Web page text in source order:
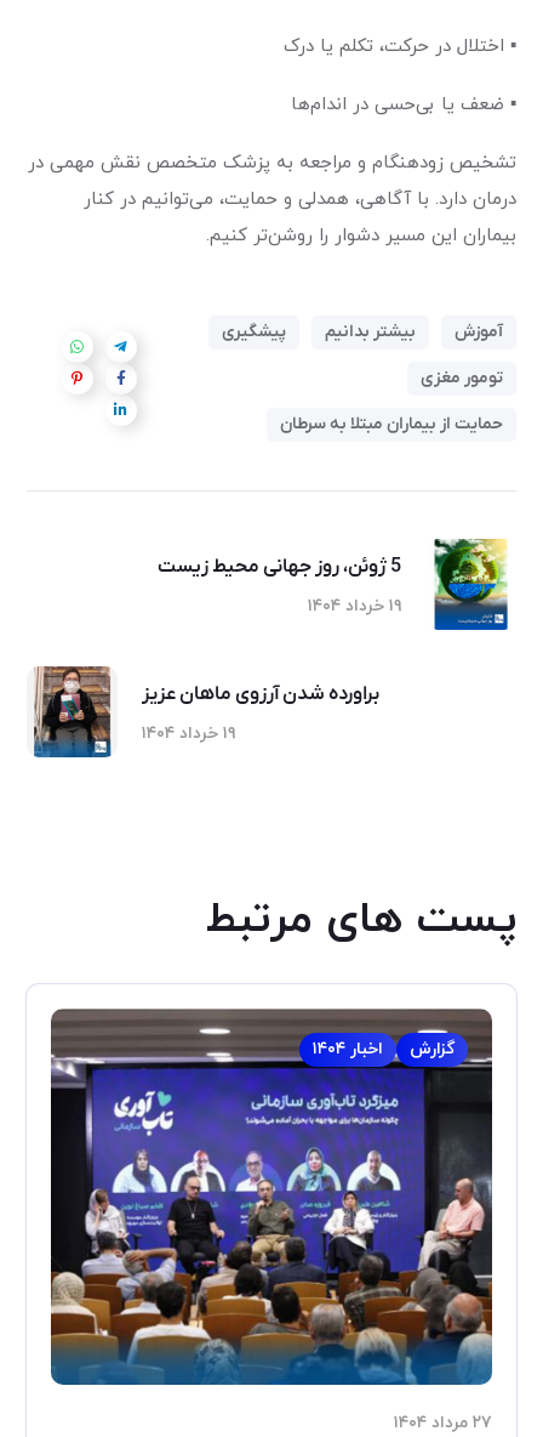
▪ اختلال در حرکت، تکلم یا درک
▪ ضعف یا بی‌حسی در اندام‌ها
تشخیص زودهنگام و مراجعه به پزشک متخصص نقش مهمی در
درمان دارد. با آگاهی، همدلی و حمایت، می‌توانیم در کنار
بیماران این مسیر دشوار را روشن‌تر کنیم.
آموزش بیشتر بدانیم
پیشگیری
تومور مغزی
حمایت از بیماران مبتلا به سرطان
5 ژوئن، روز جهانی محیط زیست
۱۹ خرداد ۱۴۰۴
براورده شدن آرزوی ماهان عزیز
۱۹ خرداد ۱۴۰۴
پست های مرتبط
اخبار ۱۴۰۴ گزارش
۲۷ مرداد ۱۴۰۴